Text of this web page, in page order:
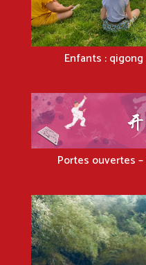
Enfants :
Portes ouvertes